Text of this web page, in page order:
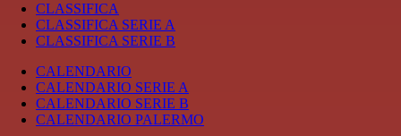
CLASSIFICA
CLASSIFICA SERIE A
CLASSIFICA SERIE B
CALENDARIO
CALENDARIO SERIE A
CALENDARIO SERIE B
CALENDARIO PALERMO